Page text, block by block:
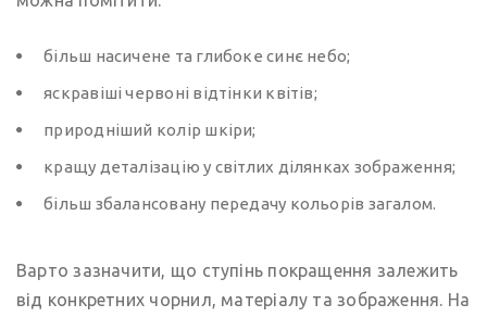
більш насичене та глибоке синє небо;
яскравіші червоні відтінки квітів;
природніший колір шкіри;
кращу деталізацію у світлих ділянках зображення;
більш збалансовану передачу кольорів загалом.
Варто зазначити, що ступінь покращення залежить
від конкретних чорнил, матеріалу та зображення. На